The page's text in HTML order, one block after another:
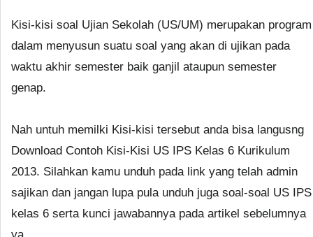
Kisi-kisi soal Ujian Sekolah (US/UM) merupakan program
dalam menyusun suatu soal yang akan di ujikan pada
waktu akhir semester baik ganjil ataupun semester
genap.
Nah untuh memilki Kisi-kisi tersebut anda bisa langusng
Download Contoh Kisi-Kisi US IPS Kelas 6 Kurikulum
2013. Silahkan kamu unduh pada link yang telah admin
sajikan dan jangan lupa pula unduh juga soal-soal US IPS
kelas 6 serta kunci jawabannya pada artikel sebelumnya
ya.